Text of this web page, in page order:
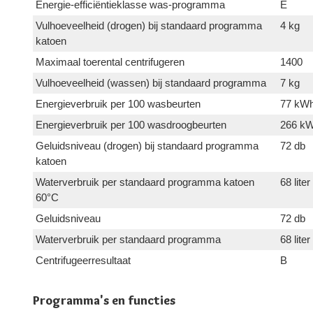
Energie-efficiëntieklasse was-programma
E
Vulhoeveelheid (drogen) bij standaard programma
katoen
4 kg
Maximaal toerental centrifugeren
1400
Vulhoeveelheid (wassen) bij standaard programma
7 kg
Energieverbruik per 100 wasbeurten
77
Energieverbruik per 100 wasdroogbeurten
266
Geluidsniveau (drogen) bij standaard programma
katoen
72 db
Waterverbruik per standaard programma katoen
60°C
68 liter
Geluidsniveau
72 db
Waterverbruik per standaard programma
68 liter
Centrifugeerresultaat
B
Programma's en functies